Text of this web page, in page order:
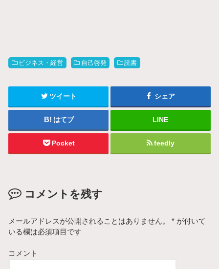
ビジネス・経営 自己啓発 読書
ツイート シェア
はてブ LINE
Pocket feedly
コメントを残す
メールアドレスが公開されることはありません。 * が付いて
いる欄は必須項目です
コメント